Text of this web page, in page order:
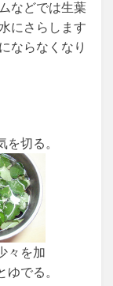
などでは生葉
にさらします
ならなくなり
切る。
々を加
でる。